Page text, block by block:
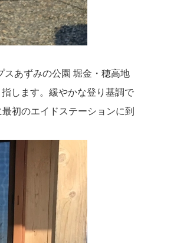
スあずみの公園 堀金・穂高地
します。緩やかな登り基調で
初のエイドステーションに到